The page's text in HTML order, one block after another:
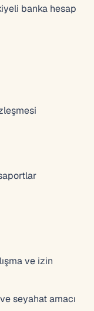
banka hesap
ve izin
seyahat amacı